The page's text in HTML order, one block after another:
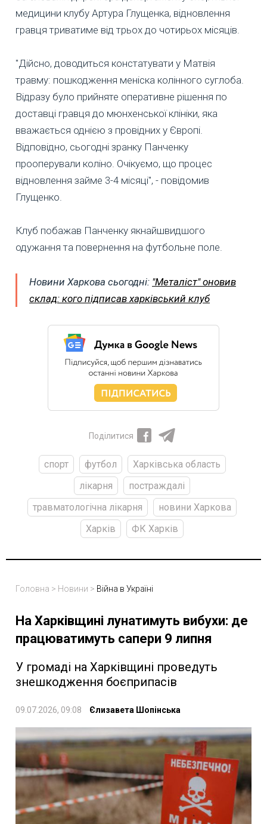
медицини клубу Артура Глущенка, відновлення
гравця триватиме від трьох до чотирьох місяців.
"Дійсно, доводиться констатувати у Матвія
травму: пошкодження меніска колінного суглоба.
Відразу було прийняте оперативне рішення по
доставці гравця до мюнхенської клініки, яка
вважається однією з провідних у Європі.
Відповідно, сьогодні зранку Панченку
прооперували коліно. Очікуємо, що процес
відновлення займе 3-4 місяці", - повідомив
Глущенко.
Клуб побажав Панченку якнайшвидшого
одужання та повернення на футбольне поле.
Новини Харкова сьогодні: "Металіст" оновив
склад: кого підписав харківський клуб
Поділитися
спорт футбол
Харківська область
лікарня
постраждалі
травматологічна лікарня
новини Харкова
Харків
ФК Харків
Головна > Новини > Війна в Україні
На Харківщині лунатимуть вибухи: де
працюватимуть сапери 9 липня
У громаді на Харківщині проведуть
знешкодження боєприпасів
09.07.2026, 09:08 Єлизавета Шопінська